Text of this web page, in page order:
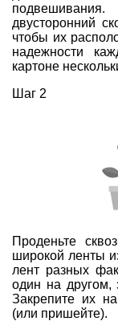
двусторонний
чтобы их
надежности
картоне
Шаг 2
Проденьте
широкой ленты
лент разных
один на другом,
Закрепите их
(или пришейте).